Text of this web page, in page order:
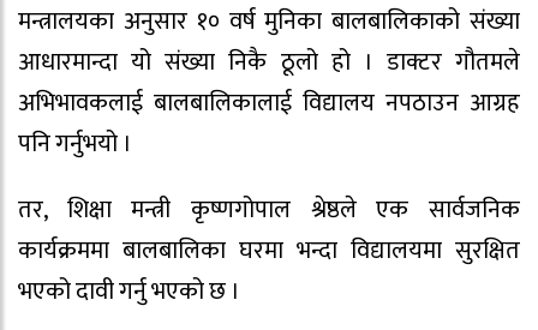
मन्त्रालयका अनुसार १० वर्ष मुनिका बालबालिकाको संख्या
आधारमान्दा यो संख्या निकै ठूलो हो । डाक्टर गौतमले
अभिभावकलाई बालबालिकालाई विद्यालय नपठाउन आग्रह
पनि गर्नुभयो ।
तर, शिक्षा मन्त्री कृष्णगोपाल श्रेष्ठले एक सार्वजनिक
कार्यक्रममा बालबालिका घरमा भन्दा विद्यालयमा सुरक्षित
भएको दावी गर्नु भएको छ ।